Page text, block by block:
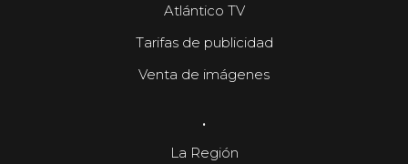
Atlántico TV
Tarifas de publicidad
Venta de imágenes
.
La Región